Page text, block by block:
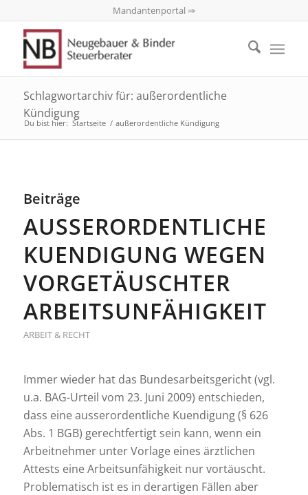
Mandantenportal ⇒
Schlagwortarchiv für: außerordentliche
Kündigung
Du bist hier: Startseite / außerordentliche Kündigung
Beiträge
AUSSERORDENTLICHE
KUENDIGUNG WEGEN
VORGETÄUSCHTER
ARBEITSUNFÄHIGKEIT
ARBEIT & RECHT
Immer wieder hat das Bundesarbeitsgericht (vgl.
u.a. BAG-Urteil vom 23. Juni 2009) entschieden,
dass eine ausserordentliche Kuendigung (§ 626
Abs. 1 BGB) gerechtfertigt sein kann, wenn ein
Arbeitnehmer unter Vorlage eines ärztlichen
Attests eine Arbeitsunfähigkeit nur vortäuscht.
Problematisch ist es in derartigen Fällen aber